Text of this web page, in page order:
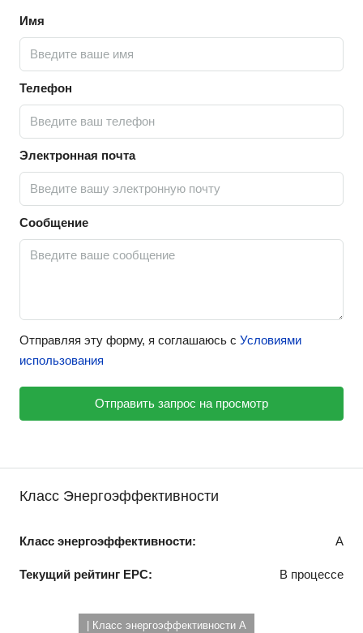
Имя
Телефон
Электронная почта
Сообщение
Отправляя эту форму, я соглашаюсь с Условиями
использования
Отправить запрос на просмотр
Класс Энергоэффективности
Класс энергоэффективности: A
Текущий рейтинг EPC: В процессе
| Класс энергоэффективности A